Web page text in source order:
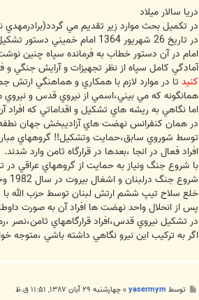
ت
دريا سالار ميلاد
در تكميل بحث موارد زير تقديم مي گردد(برادرمهدي
در تاريخ 26 شهريور 1364 امام خميني دستور تشكيل نيروها ي زميني و....سپاه راصادر نمود.
آمادگي كامل سپاه از نظر تجهيزات و آرايش جنگي و
كنيد تا در موارد لازم با همكاري و هماهنگي ارتش
همانگونه كه مي بيني،اسمي از نيروي قدس و
اما نگاهي به ريشه هاي تشكيل و اقداماتي كه
در همان كنفرانس نهضت هاي آزاديبخش جهان نطفه
توسط شوروي سابق،حمايت وتشكيل!! گروههاي
افراد فعال در انجا ،بعدها در قرارگاه ثامن وارد شدند.
با شروع جنگ ونياز به حمايت از گروههاي عراقي در
شروع جنگ درلبنان و اشغال بيروت در سال 1982 وحضور نيروهاي ايراني در دره بقاع و شهر بعلبك تجربه جديدي براي سپاه بود.افرادي كه انجا ماموريت مي رفتند به "سپاه لبنان" معروف بودند.
خلع سلاح تيپ ششم ارتش لبنان توسط حزب الله با
پس از انحلال واحد نهضت ها افراد آن به صورت
در تشكيل نيروي قدس،افراد قرارگاههاي ثامن،نصر
اگر به تركيب اين نيرو نگاهي داشته باشي
توسط yasermym
»چهارشنبه ۲۹ آبان ۱۳۸۷, ۱۱:۵۱ ق.ظ